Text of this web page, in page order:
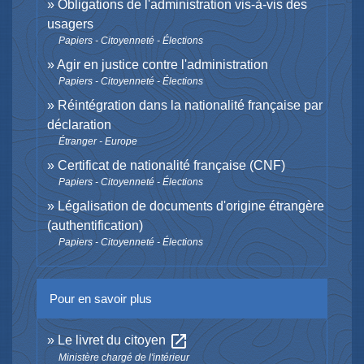
Obligations de l'administration vis-à-vis des
usagers
Papiers - Citoyenneté - Élections
Agir en justice contre l'administration
Papiers - Citoyenneté - Élections
Réintégration dans la nationalité française par
déclaration
Étranger - Europe
Certificat de nationalité française (CNF)
Papiers - Citoyenneté - Élections
Légalisation de documents d'origine étrangère
(authentification)
Papiers - Citoyenneté - Élections
Pour en savoir plus
Le livret du citoyen open_in_new
Ministère chargé de l'intérieur